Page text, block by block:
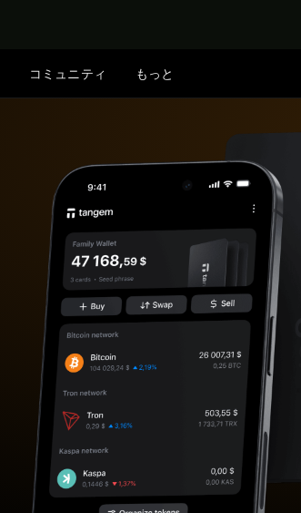
コミュニティ もっと